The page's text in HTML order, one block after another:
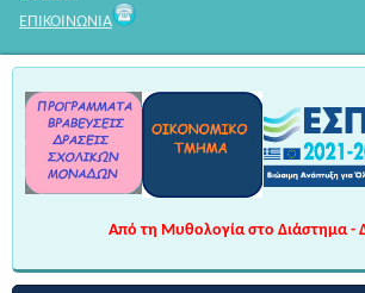
ΕΠΙΚΟΙΝΩΝΙΑ
Από τη Μυθολογία στο Διάστημα -